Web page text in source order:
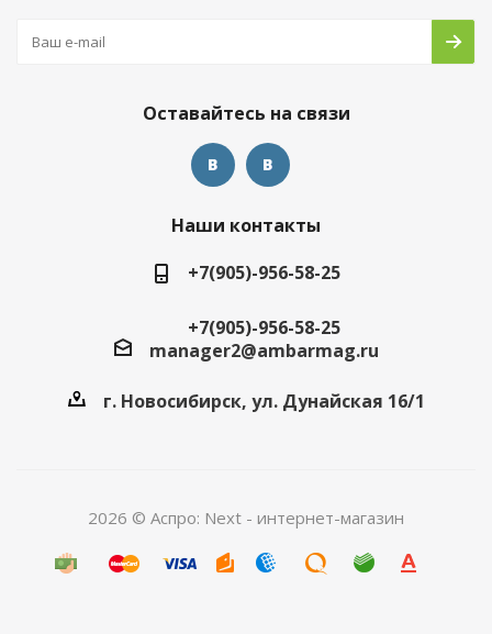
Оставайтесь на связи
Наши контакты
+7(905)-956-58-25
+7(905)-956-58-25
manager2@ambarmag.ru
г. Новосибирск, ул. Дунайская 16/1
2026 © Аспро: Next - интернет-магазин